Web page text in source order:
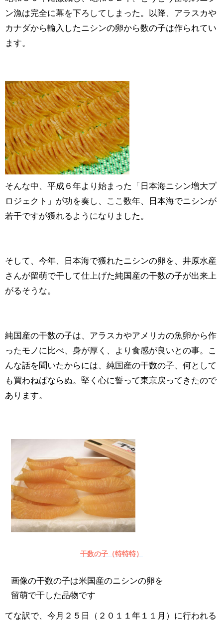
ン漁は完全に幕を下ろしてしまった。以降、アラスカや
カナダから輸入したニシンの卵から数の子は作られてい
ます。
そんな中、平成６年より始まった「日本海ニシン増大プ
ロジェクト」が功を奏し、ここ数年、日本海でニシンが
若干ですが獲れるようになりました。
そして、今年、日本海で獲れたニシンの卵を、井原水産
さんが留萌で干して仕上げた純国産の干数の子が出来上
がるそうな。
純国産の干数の子は、アラスカやアメリカの魚卵から作
ったモノに比べ、身が厚く、より食感が良いとの事。こ
んな話を聞いたからには、純国産の干数の子、何として
も買わねばならぬ。堅く心に誓って東京戻ってきたので
あります。
干数の子（特特特）
画像の干数の子は米国産のニシンの卵を
留萌で干した品物です
てな訳で、今月２５日（２０１１年１１月）に行われる